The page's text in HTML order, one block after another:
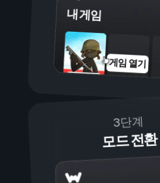
내 게임
게임 열기
3단계
모드 전환